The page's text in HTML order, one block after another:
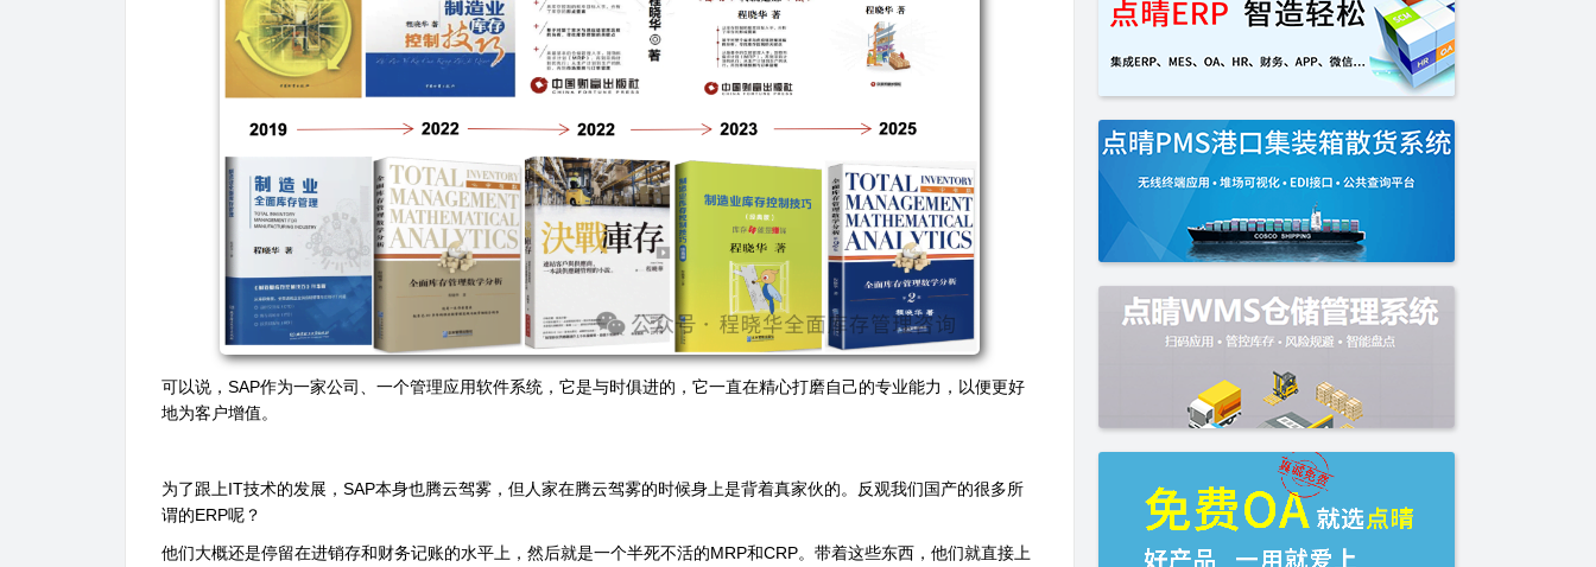
可以说， SAP作为一家公司、一个管理应用软件系统，它是与时俱进的，它一直在精心打磨自己的专业能力，以便更好
地为客户增值。
为了跟上IT技术的发展， SAP本身也腾云驾雾，但人家在腾云驾雾的时候身上是背着真家伙的。反观我们国产的很多所
谓的ERP呢？
他们大概还是停留在进销存和财务记账的水平上，然后就是一个半死不活的MRP和CRP。带着这些东西，他们就直接上